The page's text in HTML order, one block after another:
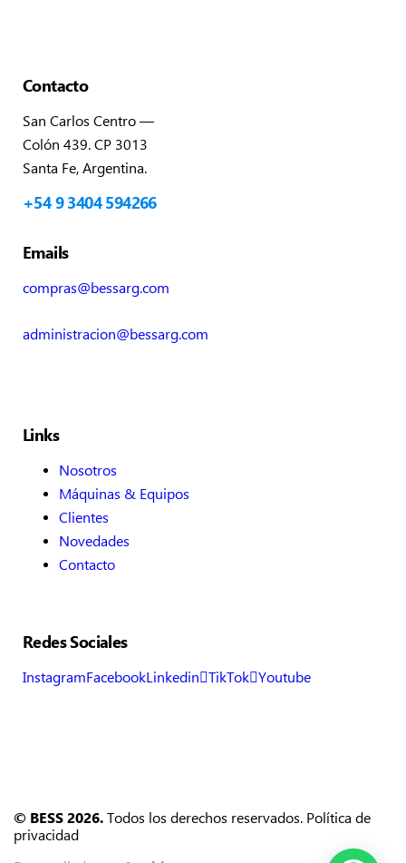
Contacto
San Carlos Centro —
Colón 439. CP 3013
Santa Fe, Argentina.
+54 9 3404 594266
Emails
compras@bessarg.com
administracion@bessarg.com
Links
Nosotros
Máquinas & Equipos
Clientes
Novedades
Contacto
Redes Sociales
InstagramFacebookLinkedin TikTok Youtube
© BESS 2026. Todos los derechos reservados. Política de
privacidad